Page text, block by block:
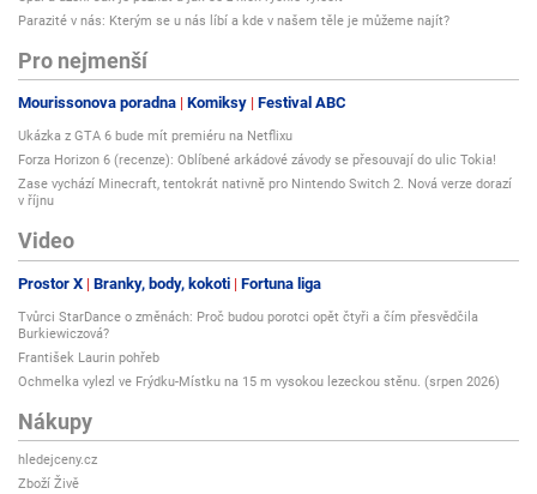
Parazité v nás: Kterým se u nás líbí a kde v našem těle je můžeme najít?
Pro nejmenší
Mourissonova poradna Komiksy Festival ABC
Ukázka z GTA 6 bude mít premiéru na Netflixu
Forza Horizon 6 (recenze): Oblíbené arkádové závody se přesouvají do ulic Tokia!
Zase vychází Minecraft, tentokrát nativně pro Nintendo Switch 2. Nová verze dorazí
v říjnu
Video
Prostor X Branky, body, kokoti Fortuna liga
Tvůrci StarDance o změnách: Proč budou porotci opět čtyři a čím přesvědčila
Burkiewiczová?
František Laurin pohřeb
Ochmelka vylezl ve Frýdku-Místku na 15 m vysokou lezeckou stěnu. (srpen 2026)
Nákupy
hledejceny.cz
Zboží Živě